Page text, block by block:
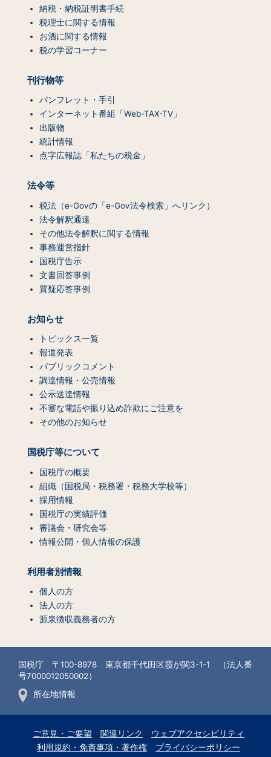
納税・納税証明書手続
税理士に関する情報
お酒に関する情報
税の学習コーナー
刊行物等
パンフレット・手引
インターネット番組「Web-TAX-TV」
出版物
統計情報
点字広報誌「私たちの税金」
法令等
税法（e-Govの「e-Gov法令検索」へリンク）
法令解釈通達
その他法令解釈に関する情報
事務運営指針
国税庁告示
文書回答事例
質疑応答事例
お知らせ
トピックス一覧
報道発表
パブリックコメント
調達情報・公売情報
公示送達情報
不審な電話や振り込め詐欺にご注意を
その他のお知らせ
国税庁等について
国税庁の概要
組織（国税局・税務署・税務大学校等）
採用情報
国税庁の実績評価
審議会・研究会等
情報公開・個人情報の保護
利用者別情報
個人の方
法人の方
源泉徴収義務者の方
国税庁 〒100-8978 東京都千代田区霞が関3-1-1 （法人番
号7000012050002）
所在地情報
ご意見・ご要望 関連リンク
ウェブアクセシビリティ
利用規約・免責事項・著作権
プライバシーポリシー